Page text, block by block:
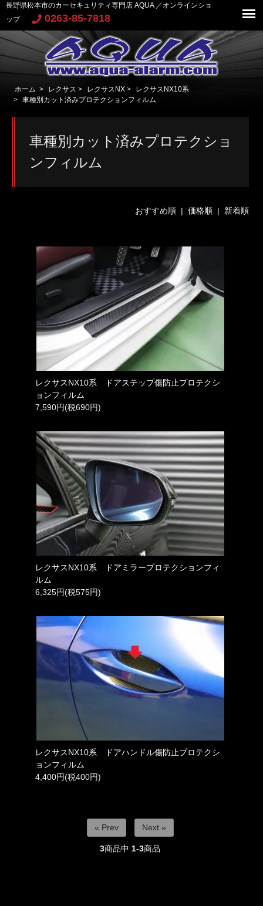
長野県松本市のカーセキュリティ専門店 AQUA ／オンラインショ
ップ
0263-85-7818
ホーム > レクサス > レクサスNX >
レクサスNX10系
> 車種別カット済みプロテクションフィルム
車種別カット済みプロテクショ
ンフィルム
おすすめ順 | 価格順| 新着順
レクサスNX10系 ドアステップ傷防止プロテクシ
ョンフィルム
7,590円(税690円)
レクサスNX10系 ドアミラープロテクションフィ
ルム
6,325円(税575円)
レクサスNX10系 ドアハンドル傷防止プロテクシ
ョンフィルム
4,400円(税400円)
« Prev Next »
3商品中 1-3商品